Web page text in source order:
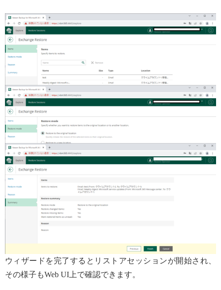
ウィザードを完了するとリストアセッションが開始され、
その様子もWeb UI上で確認できます。